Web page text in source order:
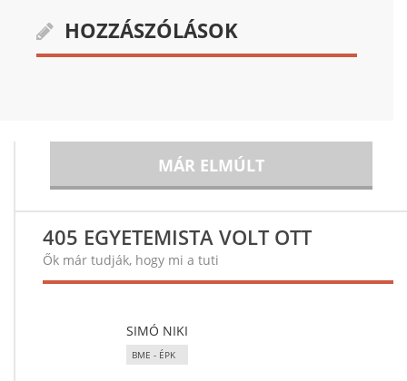
HOZZÁSZÓLÁSOK
MÁR ELMÚLT
405 EGYETEMISTA VOLT OTT
Ők már tudják, hogy mi a tuti
SIMÓ NIKI
BME - ÉPK